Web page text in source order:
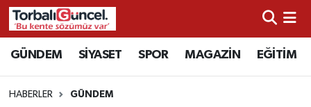
GÜNDEM SİYASET SPOR MAGAZİN EĞİTİM
HABERLER GÜNDEM
İzmir Nöbetçi Eczaneler
İzmir Hava Durumu